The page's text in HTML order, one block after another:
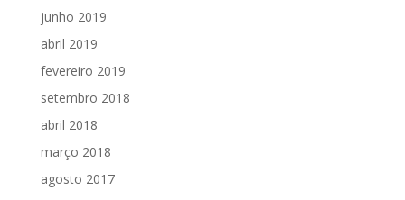
junho 2019
abril 2019
fevereiro 2019
setembro 2018
abril 2018
março 2018
agosto 2017